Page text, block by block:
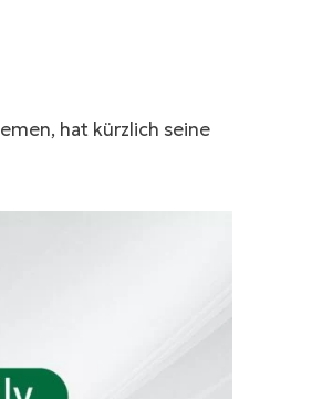
hat kürzlich seine